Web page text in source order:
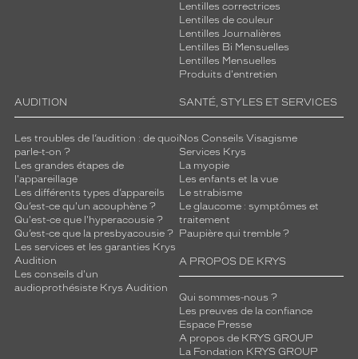
Lentilles correctrices
Lentilles de couleur
Lentilles Journalières
Lentilles Bi Mensuelles
Lentilles Mensuelles
Produits d'entretien
AUDITION
Les troubles de l’audition : de quoi
parle-t-on ?
Les grandes étapes de
l'appareillage
Les différents types d’appareils
Qu’est-ce qu'un acouphène ?
Qu'est-ce que l'hyperacousie ?
Qu’est-ce que la presbyacousie ?
Les services et les garanties Krys
Audition
Les conseils d'un
audioprothésiste Krys Audition
SANTÉ, STYLES ET SERVICES
Nos Conseils Visagisme
Services Krys
La myopie
Les enfants et la vue
Le strabisme
Le glaucome : symptômes et
traitement
Paupière qui tremble ?
A PROPOS DE KRYS
Qui sommes-nous ?
Les preuves de la confiance
Espace Presse
A propos de KRYS GROUP
La Fondation KRYS GROUP